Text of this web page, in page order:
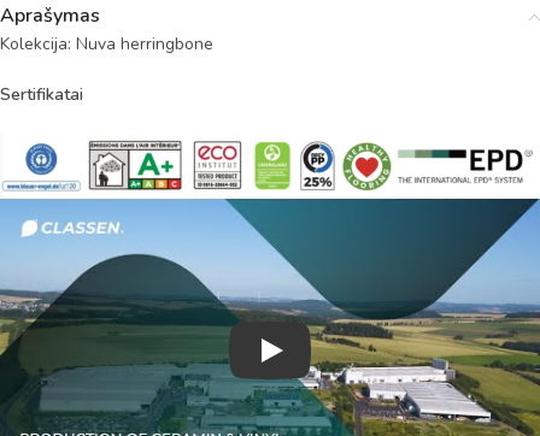
Aprašymas
Kolekcija: Nuva herringbone
Sertifikatai
Play